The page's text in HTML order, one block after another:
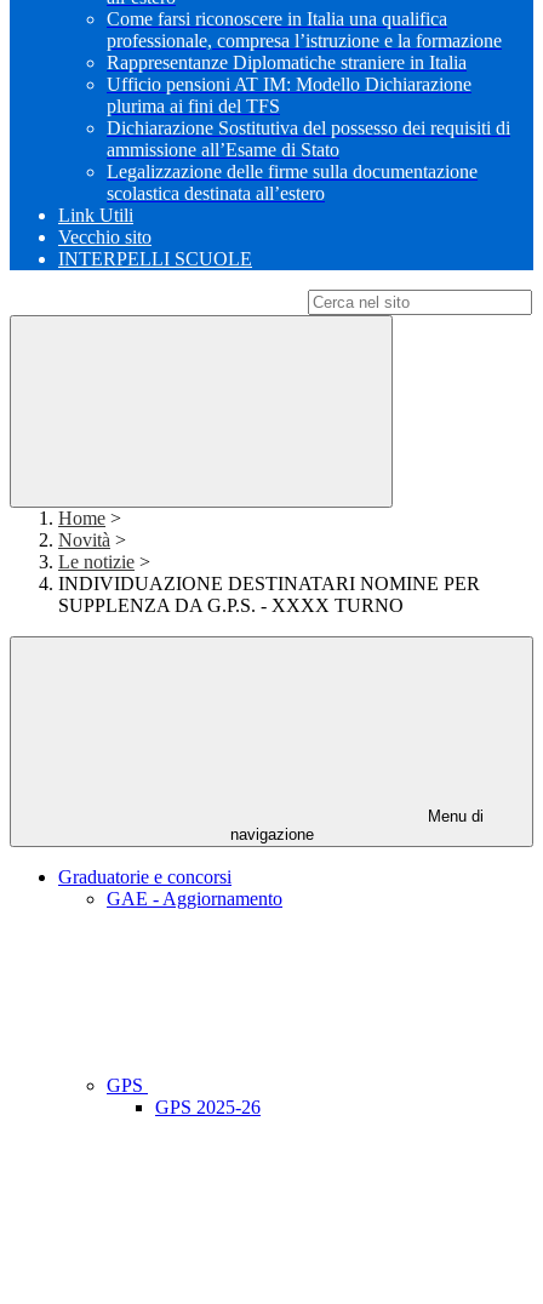
Come farsi riconoscere in Italia una qualifica
professionale, compresa l’istruzione e la formazione
Rappresentanze Diplomatiche straniere in Italia
Ufficio pensioni AT IM: Modello Dichiarazione
plurima ai fini del TFS
Dichiarazione Sostitutiva del possesso dei requisiti di
ammissione all’Esame di Stato
Legalizzazione delle firme sulla documentazione
scolastica destinata all’estero
Link Utili
Vecchio sito
INTERPELLI SCUOLE
Home >
Novità >
Le notizie >
INDIVIDUAZIONE DESTINATARI NOMINE PER
SUPPLENZA DA G.P.S. - XXXX TURNO
Menu di
navigazione
Graduatorie e concorsi
GAE - Aggiornamento
GPS
GPS 2025-26